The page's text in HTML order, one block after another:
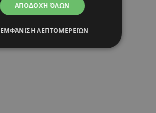
ΑΠΟΔΟΧΉ ΌΛΩΝ
ΕΜΦΆΝΙΣΗ ΛΕΠΤΟΜΕΡΕΙΏΝ